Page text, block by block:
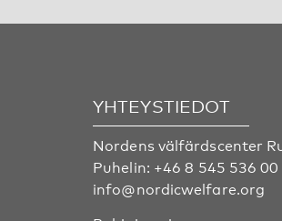
YHTEYSTIEDOT
Nordens välfärdscenter
Puhelin: +46 8 545 536 00
info@nordicwelfare.org